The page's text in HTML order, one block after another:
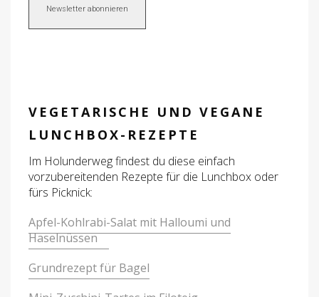
Newsletter abonnieren
VEGETARISCHE UND VEGANE
LUNCHBOX-REZEPTE
Im Holunderweg findest du diese einfach
vorzubereitenden Rezepte für die Lunchbox oder
fürs Picknick:
Apfel-Kohlrabi-Salat mit Halloumi und
Haselnüssen
Grundrezept für Bagel